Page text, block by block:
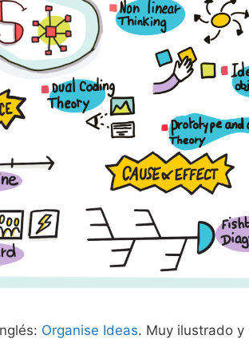
Organise Ideas. Muy ilustrado y